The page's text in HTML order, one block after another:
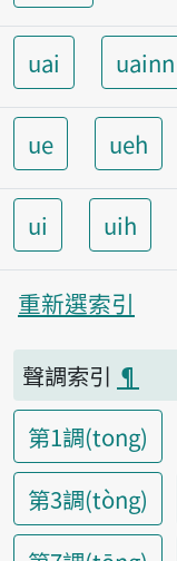
uai uainn
ue ueh
ui uih
重新選索引
聲調索引 ¶
第1調(tong)
第3調(tòng)